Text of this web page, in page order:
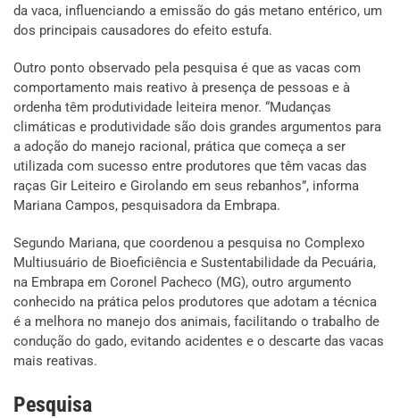
da vaca, influenciando a emissão do gás metano entérico, um
dos principais causadores do efeito estufa.
Outro ponto observado pela pesquisa é que as vacas com
comportamento mais reativo à presença de pessoas e à
ordenha têm produtividade leiteira menor. “Mudanças
climáticas e produtividade são dois grandes argumentos para
a adoção do manejo racional, prática que começa a ser
utilizada com sucesso entre produtores que têm vacas das
raças Gir Leiteiro e Girolando em seus rebanhos”, informa
Mariana Campos, pesquisadora da Embrapa.
Segundo Mariana, que coordenou a pesquisa no Complexo
Multiusuário de Bioeficiência e Sustentabilidade da Pecuária,
na Embrapa em Coronel Pacheco (MG), outro argumento
conhecido na prática pelos produtores que adotam a técnica
é a melhora no manejo dos animais, facilitando o trabalho de
condução do gado, evitando acidentes e o descarte das vacas
mais reativas.
Pesquisa